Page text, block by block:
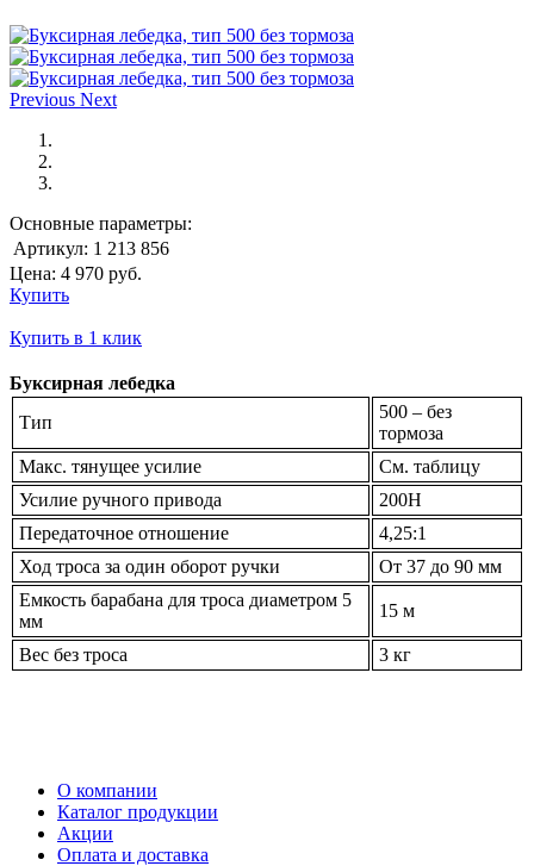
Previous Next
Основные параметры:
Артикул: 1 213 856
Цена: 4 970 руб.
Купить
Купить в 1 клик
Буксирная лебедка
Тип
500 – без
тормоза
Макс. тянущее усилие
См. таблицу
Усилие ручного привода
200H
Передаточное отношение
4,25:1
Ход троса за один оборот ручки
От 37 до 90 мм
Емкость барабана для троса диаметром 5
мм
15 м
Вес без троса 3 кг
О компании
Каталог продукции
Акции
Оплата и доставка